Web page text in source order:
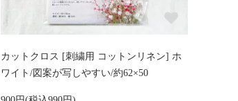
カットクロス [刺繍用 コットンリネン] ホ
ワイト/図案が写しやすい/約62×50